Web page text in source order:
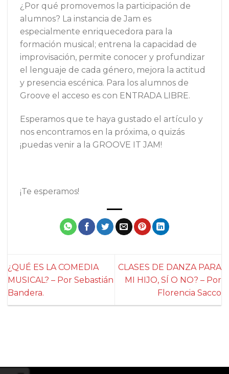
¿Por qué promovemos la participación de
alumnos? La instancia de Jam es
especialmente enriquecedora para la
formación musical; entrena la capacidad de
improvisación, permite conocer y profundizar
el lenguaje de cada género, mejora la actitud
y presencia escénica. Para los alumnos de
Groove el acceso es con ENTRADA LIBRE.
Esperamos que te haya gustado el artículo y
nos encontramos en la próxima, o quizás
¡puedas venir a la GROOVE IT JAM!
¡Te esperamos!
¿QUÉ ES LA COMEDIA
MUSICAL? – Por Sebastián
Bandera.
CLASES DE DANZA PARA
MI HIJO, SÍ O NO? – Por
Florencia Sacco